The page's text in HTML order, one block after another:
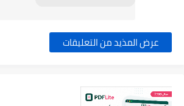
عرض المذيد من التعليقات